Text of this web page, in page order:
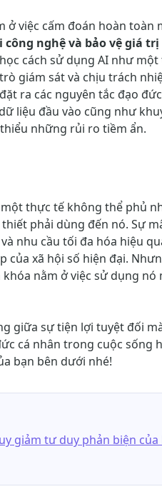
ở việc cấm đoán hoàn toàn
nghệ và bảo vệ giá
cách sử dụng AI như
giám sát và chịu trách
ra các nguyên tắc đạo
liệu đầu vào cũng như
những rủi ro tiềm ẩn.
thực tế không thể phủ
phải dùng đến nó. Sự
nhu cầu tối đa hóa hiệu
xã hội số hiện đại.
nằm ở việc sử dụng nó
giữa sự tiện lợi tuyệt đối
cá nhân trong cuộc sống
bạn bên dưới nhé!
giảm tư duy phản biện của